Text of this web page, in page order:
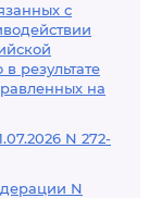
с
результате
на
N 272-
N